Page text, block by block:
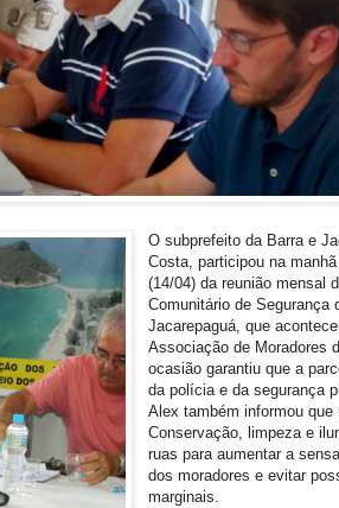
O subprefeito da Barra e
Costa, participou na
(14/04) da reunião mensal
Comunitário de Segurança
Jacarepaguá, que
Associação de Moradores
ocasião garantiu que a
da polícia e da segurança
Alex também informou que
Conservação, limpeza e
ruas para aumentar a
dos moradores e evitar
marginais.